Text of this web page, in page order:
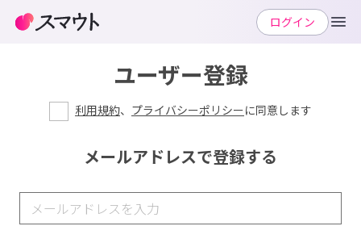
ユーザー登録
利用規約、 プライバシーポリシーに同意します
メールアドレスで登録する
ログイン